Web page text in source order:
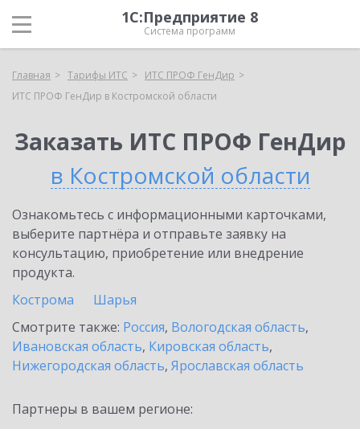
1С:Предприятие 8
Система программ
Главная Тарифы ИТС
ИТС ПРОФ ГенДир
ИТС ПРОФ ГенДир в Костромской области
Заказать ИТС ПРОФ ГенДир
в Костромской области
Ознакомьтесь с информационными карточками,
выберите партнёра и отправьте заявку на
консультацию, приобретение или внедрение
продукта.
Кострома
Шарья
Смотрите также: Россия, Вологодская область,
Ивановская область, Кировская область,
Нижегородская область, Ярославская область
Партнеры в вашем регионе: